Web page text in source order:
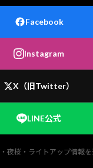
Facebook
Instagram
X（旧Twitter）
LINE公式
夜桜・ライトアップ情報